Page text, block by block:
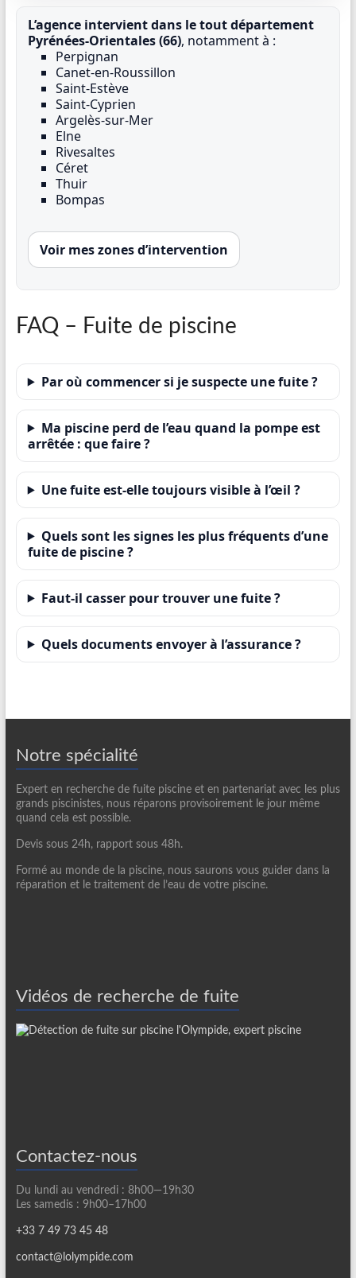
L’agence intervient dans le tout département
Pyrénées-Orientales (66), notamment à :
Perpignan
Canet-en-Roussillon
Saint-Estève
Saint-Cyprien
Argelès-sur-Mer
Elne
Rivesaltes
Céret
Thuir
Bompas
Voir mes zones d’intervention
FAQ – Fuite de piscine
Par où commencer si je suspecte une fuite ?
Ma piscine perd de l’eau quand la pompe est
arrêtée : que faire ?
Une fuite est-elle toujours visible à l’œil ?
Quels sont les signes les plus fréquents d’une
fuite de piscine ?
Faut-il casser pour trouver une fuite ?
Quels documents envoyer à l’assurance ?
Notre spécialité
Expert en recherche de fuite piscine et en partenariat avec les plus
grands piscinistes, nous réparons provisoirement le jour même
quand cela est possible.
Devis sous 24h, rapport sous 48h.
Formé au monde de la piscine, nous saurons vous guider dans la
réparation et le traitement de l’eau de votre piscine.
Vidéos de recherche de fuite
Contactez-nous
Du lundi au vendredi : 8h00—19h30
Les samedis : 9h00–17h00
+33 7 49 73 45 48
contact@lolympide.com